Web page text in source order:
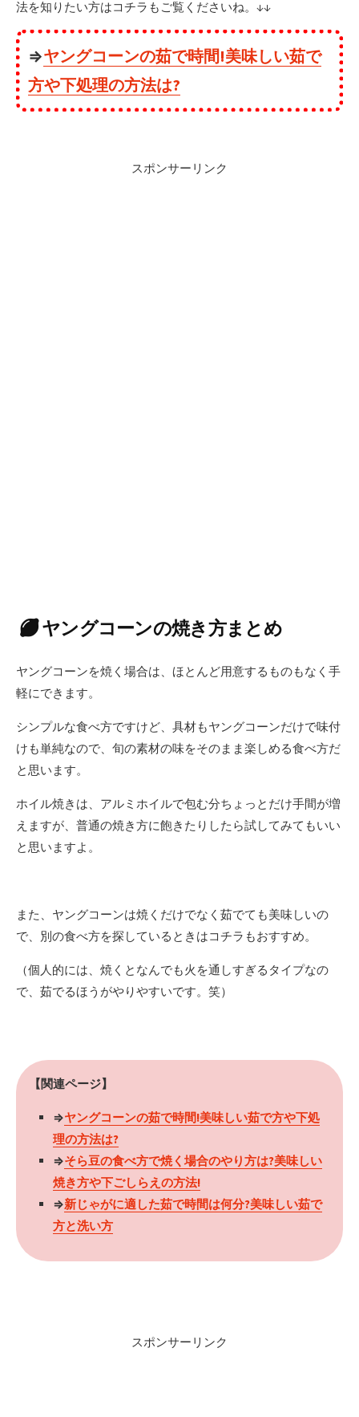
法を知りたい方はコチラもご覧くださいね。↓↓
⇒ヤングコーンの茹で時間!美味しい茹で
方や下処理の方法は?
スポンサーリンク
ヤングコーンの焼き方まとめ
ヤングコーンを焼く場合は、ほとんど用意するものもなく手
軽にできます。
シンプルな食べ方ですけど、具材もヤングコーンだけで味付
けも単純なので、旬の素材の味をそのまま楽しめる食べ方だ
と思います。
ホイル焼きは、アルミホイルで包む分ちょっとだけ手間が増
えますが、普通の焼き方に飽きたりしたら試してみてもいい
と思いますよ。
また、ヤングコーンは焼くだけでなく茹でても美味しいの
で、別の食べ方を探しているときはコチラもおすすめ。
（個人的には、焼くとなんでも火を通しすぎるタイプなの
で、茹でるほうがやりやすいです。笑）
【関連ページ】
⇒ヤングコーンの茹で時間!美味しい茹で方や下処
理の方法は?
⇒そら豆の食べ方で焼く場合のやり方は?美味しい
焼き方や下ごしらえの方法!
⇒新じゃがに適した茹で時間は何分?美味しい茹で
方と洗い方
スポンサーリンク